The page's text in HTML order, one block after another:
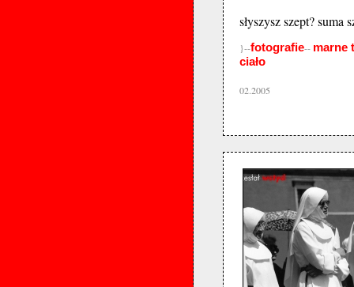
słyszysz szept? suma
}--fotografie-- marne
ciało
02.2005